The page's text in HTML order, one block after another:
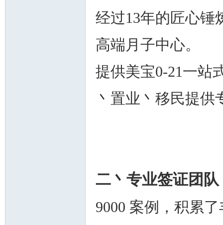
经过13年的匠心锤
高端月子中心。
提供美宝0-21一站
丶置业丶移民提供
二丶专业签证团
9000 案例，积累